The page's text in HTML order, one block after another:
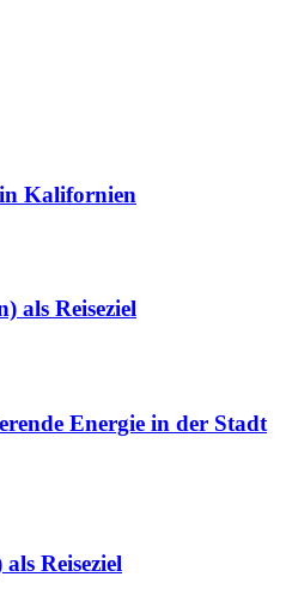
Kalifornien
als Reiseziel
Energie in der Stadt
Reiseziel